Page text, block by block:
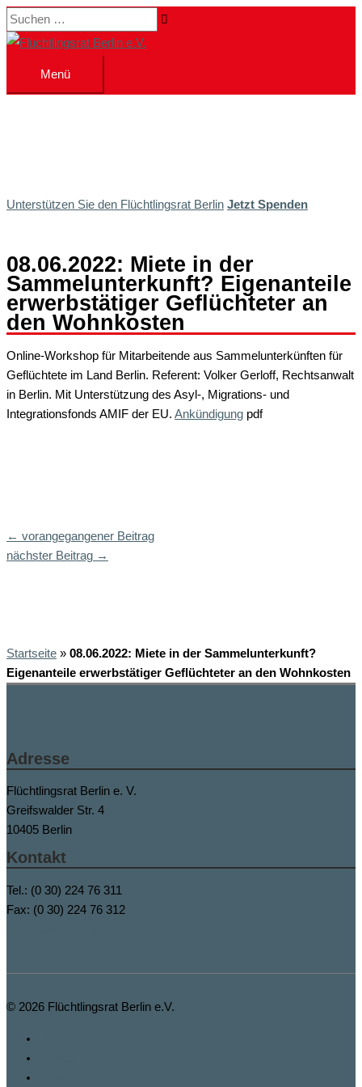
Zum
Inhalt
Suchen …
Menü
Menü
Unterstützen Sie den Flüchtlingsrat Berlin Jetzt Spenden
08.06.2022: Miete in der
Sammelunterkunft? Eigenanteile
erwerbstätiger Geflüchteter an
den Wohnkosten
Online-Workshop für Mitarbeitende aus Sammelunterkünften für
Geflüchtete im Land Berlin. Referent: Volker Gerloff, Rechtsanwalt
in Berlin. Mit Unterstützung des Asyl-, Migrations- und
Integrationsfonds AMIF der EU. Ankündigung pdf
← vorangegangener Beitrag
nächster Beitrag →
Startseite » 08.06.2022: Miete in der Sammelunterkunft?
Eigenanteile erwerbstätiger Geflüchteter an den Wohnkosten
Adresse
Flüchtlingsrat Berlin e. V.
Greifswalder Str. 4
10405 Berlin
Kontakt
Tel.: (0 30) 224 76 311
Fax: (0 30) 224 76 312
© 2026 Flüchtlingsrat Berlin e.V.